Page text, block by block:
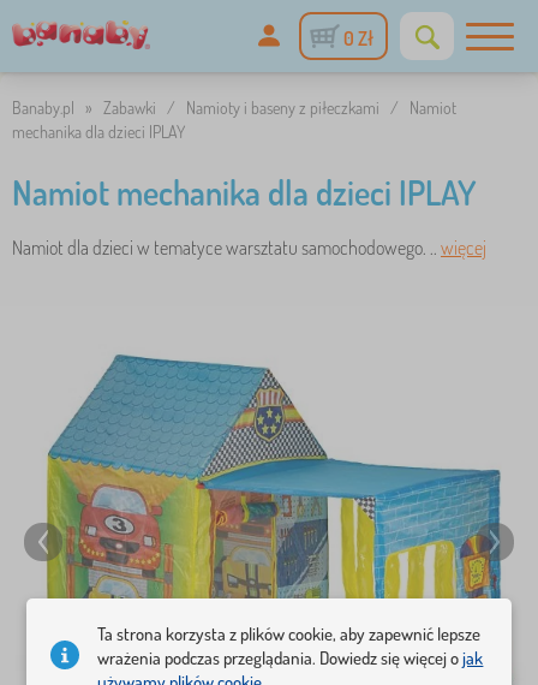
0 Zł
Banaby.pl » Zabawki / Namioty i baseny z piłeczkami /
Namiot
mechanika dla dzieci IPLAY
Namiot mechanika dla dzieci IPLAY
Namiot dla dzieci w tematyce warsztatu samochodowego. .. więcej
Ta strona korzysta z plików cookie, aby zapewnić lepsze
wrażenia podczas przeglądania. Dowiedz się więcej ojak